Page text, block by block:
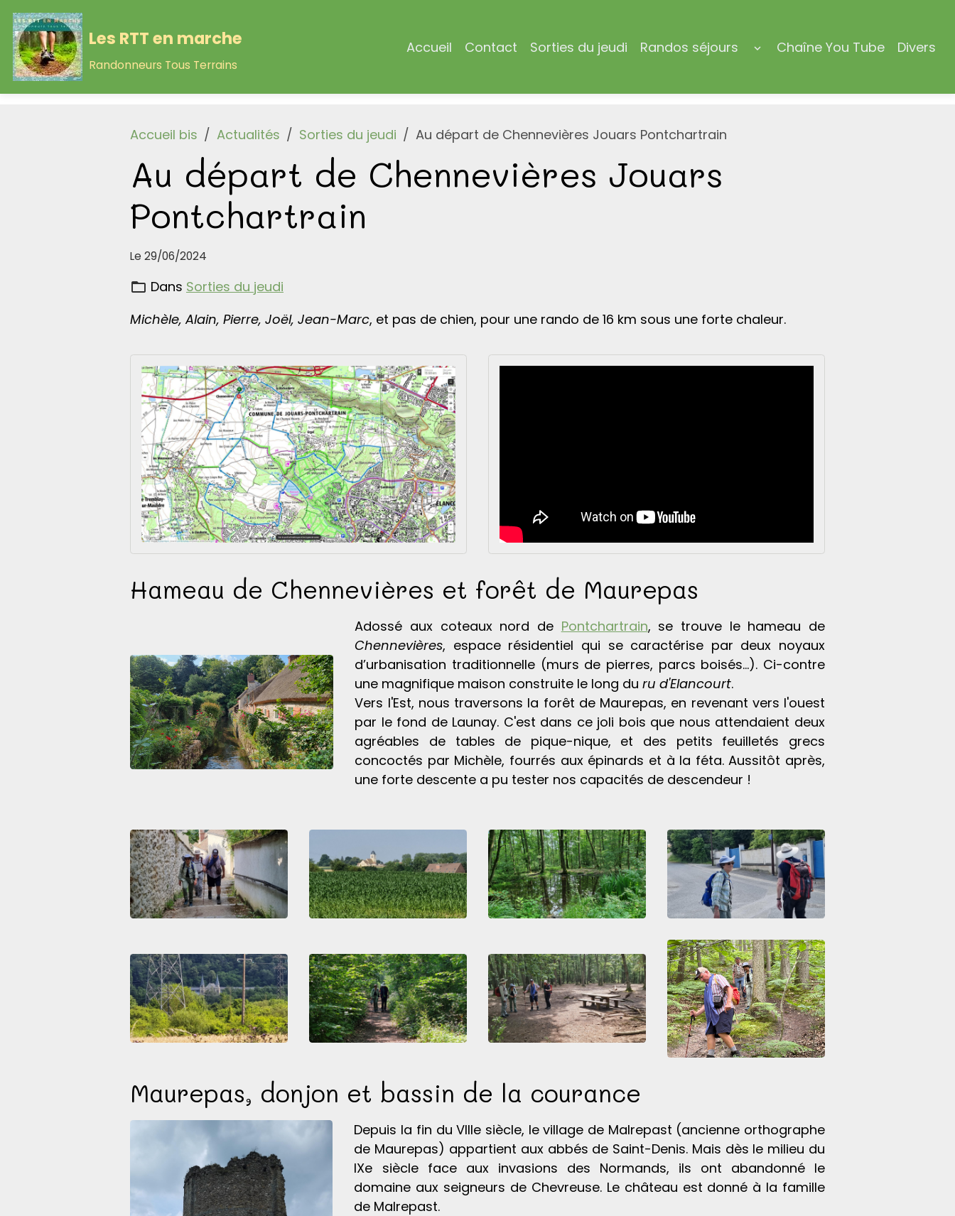
Les RTT en marche
Randonneurs Tous Terrains
Accueil Contact Sorties du jeudi Randos séjours Chaîne You Tube Divers
Accueil bis Actualités Sorties du jeudi Au départ de Chennevières Jouars Pontchartrain
Au départ de Chennevières Jouars
Pontchartrain
Le 29/06/2024
Dans Sorties du jeudi
Michèle, Alain, Pierre, Joël, Jean-Marc, et pas de chien, pour une rando de 16 km sous une forte chaleur.
Hameau de Chennevières et forêt de Maurepas
Adossé aux coteaux nord de Pontchartrain, se trouve le hameau de
Chennevières, espace résidentiel qui se caractérise par deux noyaux
d’urbanisation traditionnelle (murs de pierres, parcs boisés…). Ci-contre
une magnifique maison construite le long duru d'Elancourt.
Vers l'Est, nous traversons la forêt de Maurepas, en revenant vers l'ouest
par le fond de Launay. C'est dans ce joli bois que nous attendaient deux
agréables de tables de pique-nique, et des petits feuilletés grecs
concoctés par Michèle, fourrés aux épinards et à la féta. Aussitôt après,
une forte descente a pu tester nos capacités de descendeur !
Maurepas, donjon et bassin de la courance
Depuis la fin du VIIIe siècle, le village de Malrepast (ancienne orthographe
de Maurepas) appartient aux abbés de Saint-Denis. Mais dès le milieu du
IXe siècle face aux invasions des Normands, ils ont abandonné le
domaine aux seigneurs de Chevreuse. Le château est donné à la famille
de Malrepast.